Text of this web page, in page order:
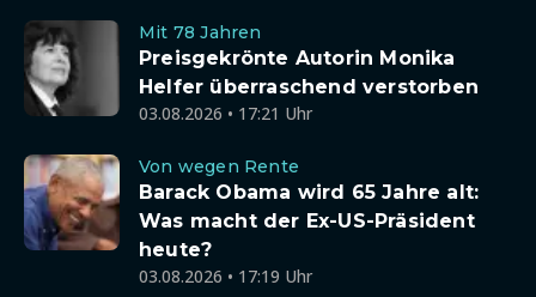
Mit 78 Jahren
Preisgekrönte Autorin Monika
Helfer überraschend verstorben
03.08.2026 • 17:21 Uhr
Von wegen Rente
Barack Obama wird 65 Jahre alt:
Was macht der Ex-US-Präsident
heute?
03.08.2026 • 17:19 Uhr